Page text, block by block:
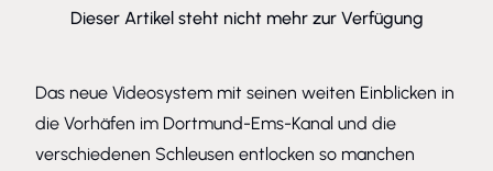
Dieser Artikel steht nicht mehr zur Verfügung
Das neue Videosystem mit seinen weiten Einblicken in
die Vorhäfen im Dortmund-Ems-Kanal und die
verschiedenen Schleusen entlocken so manchen